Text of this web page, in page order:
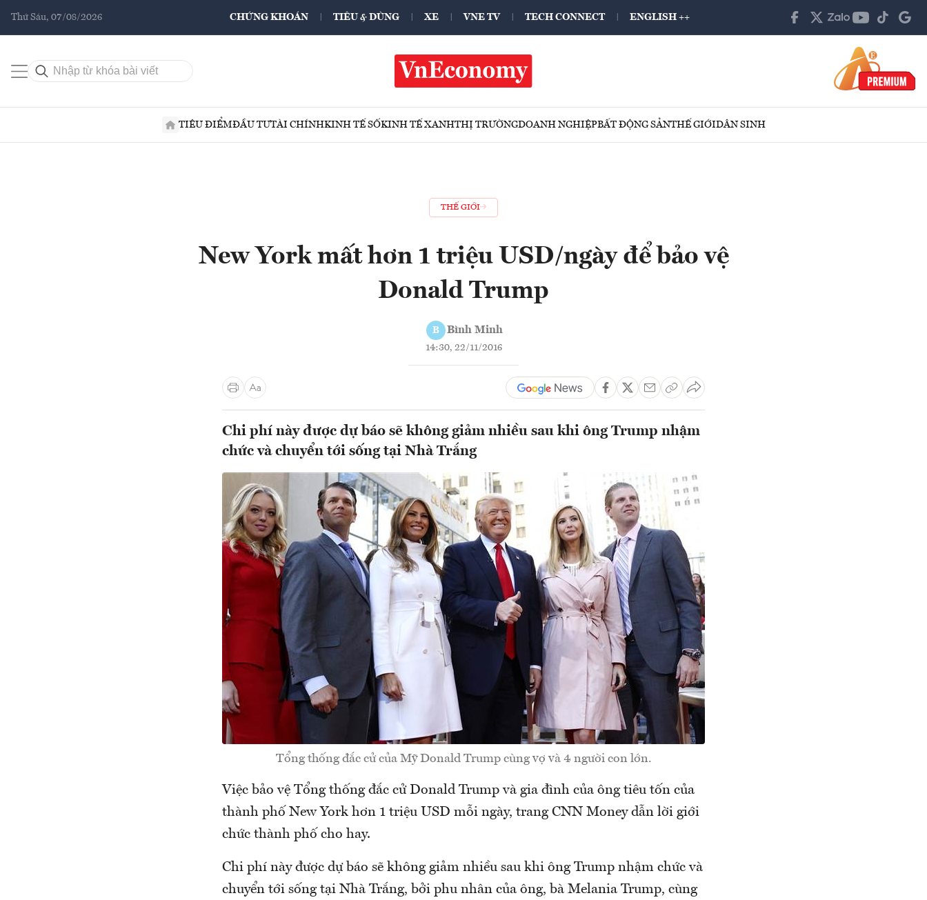
Thứ Sáu, 07/08/2026 CHỨNG KHOÁN TIÊU & DÙNG XE VNE TV TECH CONNECT ENGLISH ++
TIÊU ĐIỂMĐẦU TƯTÀI CHÍNHKINH TẾ SỐKINH TẾ XANHTHỊ TRƯỜNGDOANH NGHIỆPBẤT ĐỘNG SẢNTHẾ GIỚIDÂN SINH
THẾ GIỚI
New York mất hơn 1 triệu USD/ngày để bảo vệ
Donald Trump
B Bình Minh
14:30, 22/11/2016
Chi phí này được dự báo sẽ không giảm nhiều sau khi ông Trump nhậm
chức và chuyển tới sống tại Nhà Trắng
Tổng thống đắc cử của Mỹ Donald Trump cùng vợ và 4 người con lớn.
Việc bảo vệ Tổng thống đắc cử Donald Trump và gia đình của ông tiêu tốn của
thành phố New York hơn 1 triệu USD mỗi ngày, trang CNN Money dẫn lời giới
chức thành phố cho hay.
Chi phí này được dự báo sẽ không giảm nhiều sau khi ông Trump nhậm chức và
chuyển tới sống tại Nhà Trắng, bởi phu nhân của ông, bà Melania Trump, cùng